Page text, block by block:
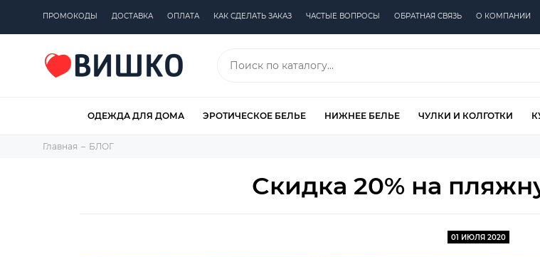
ПРОМОКОДЫ ДОСТАВКА ОПЛАТА КАК СДЕЛАТЬ ЗАКАЗ ЧАСТЫЕ ВОПРОСЫ ОБРАТНАЯ СВЯЗЬ О КОМПАНИИ
ОДЕЖДА ДЛЯ ДОМА ЭРОТИЧЕСКОЕ БЕЛЬЕ НИЖНЕЕ БЕЛЬЕ ЧУЛКИ И КОЛГОТКИ
Главная БЛОГ
Скидка 20% на
01 ИЮЛЯ 2020